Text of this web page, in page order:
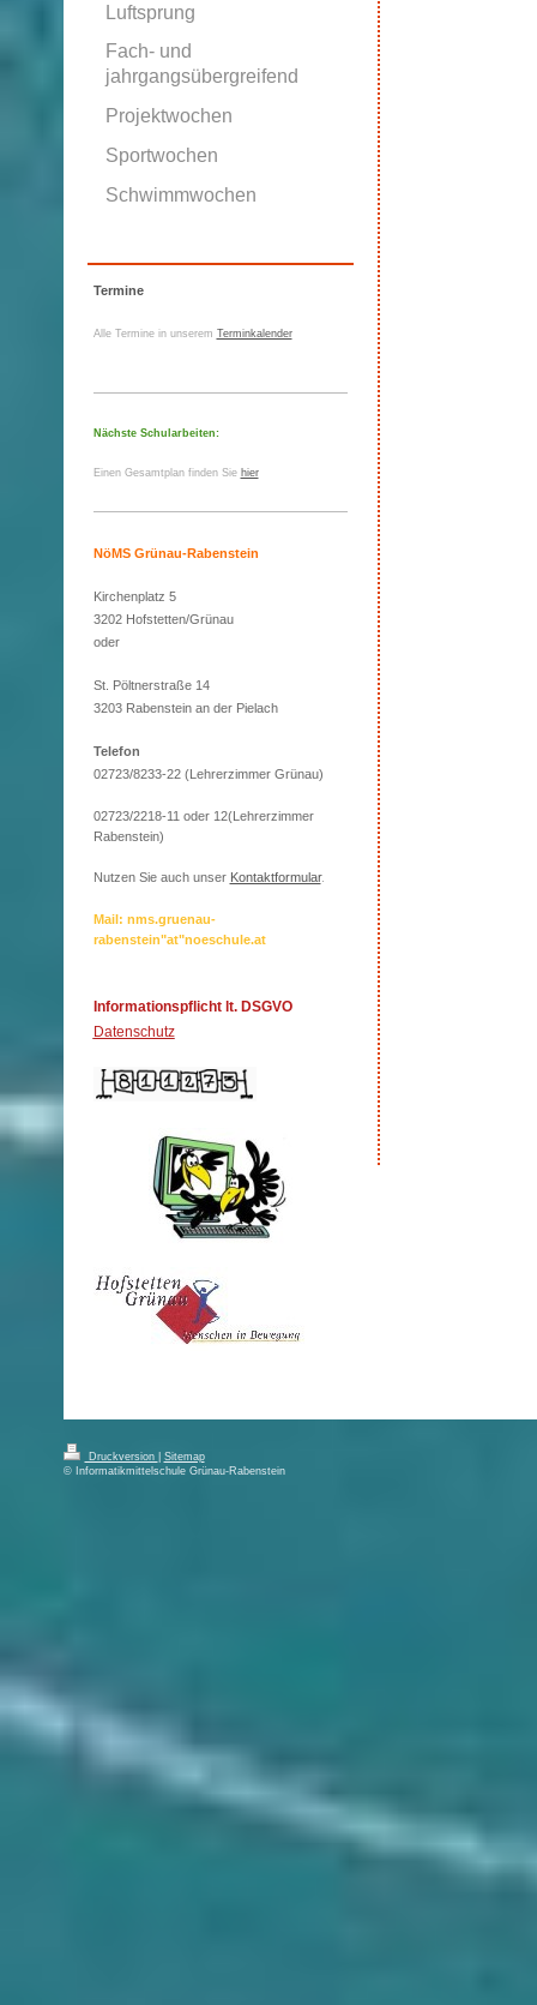
Luftsprung
Fach- und
jahrgangsübergreifend
Projektwochen
Sportwochen
Schwimmwochen
Termine
Alle Termine in unserem Terminkalender
Nächste Schularbeiten:
Einen Gesamtplan finden Sie hier
NöMS Grünau-Rabenstein
Kirchenplatz 5
3202 Hofstetten/Grünau
oder
St. Pöltnerstraße 14
3203 Rabenstein an der Pielach
Telefon
02723/8233-22 (Lehrerzimmer Grünau)
02723/2218-11 oder 12(Lehrerzimmer
Rabenstein)
Nutzen Sie auch unser Kontaktformular.
Mail: nms.gruenau-
rabenstein"at"noeschule.at
Informationspflicht lt. DSGVO
Datenschutz
Druckversion
Sitemap
© Informatikmittelschule Grünau-Rabenstein